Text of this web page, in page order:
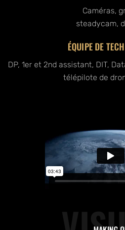
Caméras,
steadycam,
ÉQUIPE DE
DP, 1er et 2nd assistant, DIT,
télépilote de